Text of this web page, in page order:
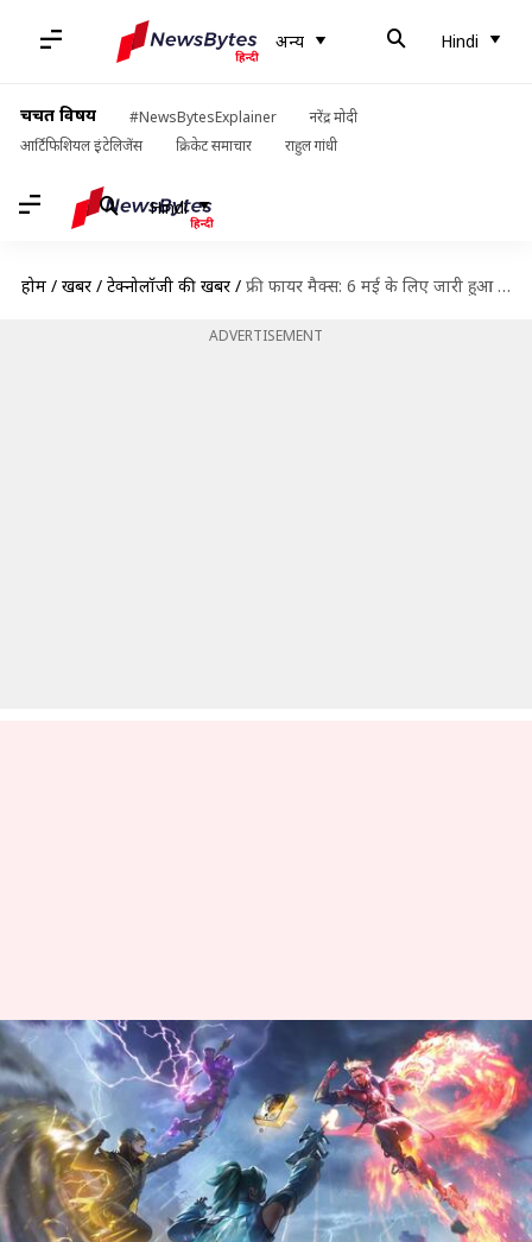
अन्य Hindi
चर्चित विषय #NewsBytesExplainer
नरेंद्र मोदी
आर्टिफिशियल इंटेलिजेंस
क्रिकेट समाचार राहुल गांधी
Hindi
होम / खबरें / टेक्नोलॉजी की खबरें / फ्री फायर मैक्स: 6 मई के लिए जारी हुआ कोड, जानिए कैसे करें रिडीम
ADVERTISEMENT
फ्री फायर मैक्स: 6 मई के लिए जारी
हुआ कोड, जानिए कैसे करें रिडीम
लेखन बिश्वजीत कुमार May 06, 2024 09:10 am
क्या है खबर?